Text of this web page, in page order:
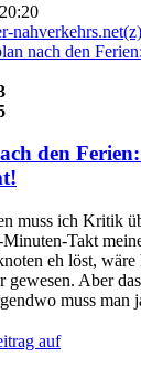
nach den
den
muss ich Kritik
Takt
eh löst,
gewesen. Aber
muss man
auf